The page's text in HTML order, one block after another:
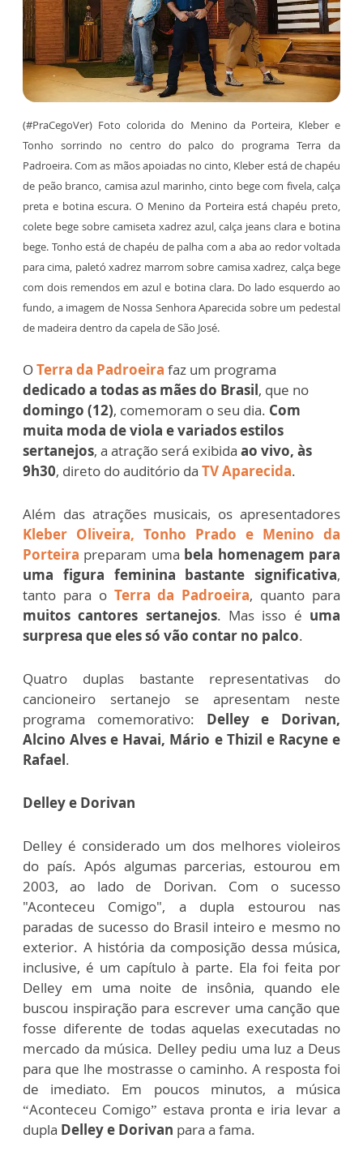
(#PraCegoVer) Foto colorida do Menino da Porteira, Kleber e
Tonho sorrindo no centro do palco do programa Terra da
Padroeira. Com as mãos apoiadas no cinto, Kleber está de chapéu
de peão branco, camisa azul marinho, cinto bege com fivela, calça
preta e botina escura. O Menino da Porteira está chapéu preto,
colete bege sobre camiseta xadrez azul, calça jeans clara e botina
bege. Tonho está de chapéu de palha com a aba ao redor voltada
para cima, paletó xadrez marrom sobre camisa xadrez, calça bege
com dois remendos em azul e botina clara. Do lado esquerdo ao
fundo, a imagem de Nossa Senhora Aparecida sobre um pedestal
de madeira dentro da capela de São José.
OTerra da Padroeira faz um programa
dedicado a todas as mães do Brasil, que no
domingo (12), comemoram o seu dia. Com
muita moda de viola e variados estilos
sertanejos, a atração será exibida ao vivo, às
9h30, direto do auditório da TV Aparecida.
Além das atrações musicais, os apresentadores
Kleber Oliveira, Tonho Prado e Menino da
Porteira preparam uma bela homenagem para
uma figura feminina bastante significativa,
tanto para o Terra da Padroeira, quanto para
muitos cantores sertanejos. Mas isso é uma
surpresa que eles só vão contar no palco.
Quatro duplas bastante representativas do
cancioneiro sertanejo se apresentam neste
programa comemorativo: Delley e Dorivan,
Alcino Alves e Havai, Mário e Thizil e Racyne e
Rafael.
Delley e Dorivan
Delley é considerado um dos melhores violeiros
do país. Após algumas parcerias, estourou em
2003, ao lado de Dorivan. Com o sucesso
"Aconteceu Comigo", a dupla estourou nas
paradas de sucesso do Brasil inteiro e mesmo no
exterior. A história da composição dessa música,
inclusive, é um capítulo à parte. Ela foi feita por
Delley em uma noite de insônia, quando ele
buscou inspiração para escrever uma canção que
fosse diferente de todas aquelas executadas no
mercado da música. Delley pediu uma luz a Deus
para que lhe mostrasse o caminho. A resposta foi
de imediato. Em poucos minutos, a música
“Aconteceu Comigo” estava pronta e iria levar a
dupla Delley e Dorivan para a fama.